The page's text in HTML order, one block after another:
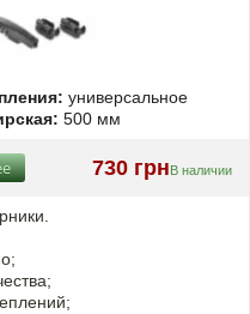
универсальное
500 мм
730 грнВ наличии